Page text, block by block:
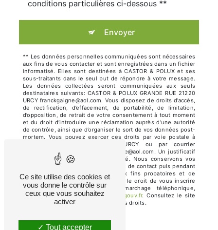
conditions particulières ci-dessous **
Envoyer
** Les données personnelles communiquées sont nécessaires
aux fins de vous contacter et sont enregistrées dans un fichier
informatisé. Elles sont destinées à CASTOR & POLUX et ses
sous-traitants dans le seul but de répondre à votre message.
Les données collectées seront communiquées aux seuls
destinataires suivants: CASTOR & POLUX GRANDE RUE 21220
URCY franckgaigne@aol.com. Vous disposez de droits d’accès,
de rectification, d’effacement, de portabilité, de limitation,
d’opposition, de retrait de votre consentement à tout moment
et du droit d’introduire une réclamation auprès d’une autorité
de contrôle, ainsi que d’organiser le sort de vos données post-
mortem. Vous pouvez exercer ces droits par voie postale à
l'adresse GRANDE RUE 21220 URCY ou par courrier
électronique à l'adresse franckgaigne@aol.com. Un justificatif
d'identité pourra vous être demandé. Nous conservons vos
données pendant la période de prise de contact puis pendant
la durée de prescription légale aux fins probatoires et de
gestion des contentieux. Vous avez le droit de vous inscrire
sur la liste d'opposition au démarchage téléphonique,
disponible à cette adresse:
Bloctel.gouv.fr. Consultez le site
cnil.fr pour plus d’informations sur vos droits.
Ce site utilise des cookies et
vous donne le contrôle sur
ceux que vous souhaitez
activer
Tout accepter